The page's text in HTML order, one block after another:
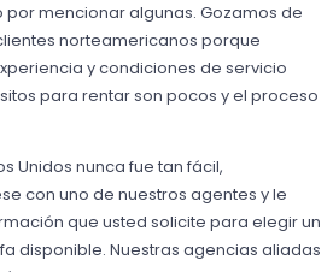
por mencionar algunas. Gozamos de
norteamericanos porque
y condiciones de servicio
para rentar son pocos y el proceso
Unidos nunca fue tan fácil,
con uno de nuestros agentes y le
que usted solicite para elegir un
disponible. Nuestras agencias aliadas